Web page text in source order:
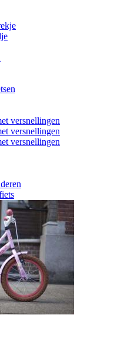
versnellingen
versnellingen
versnellingen